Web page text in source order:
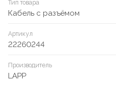
Тип товара
Кабель с разъёмом
Артикул
22260244
Производитель
LAPP